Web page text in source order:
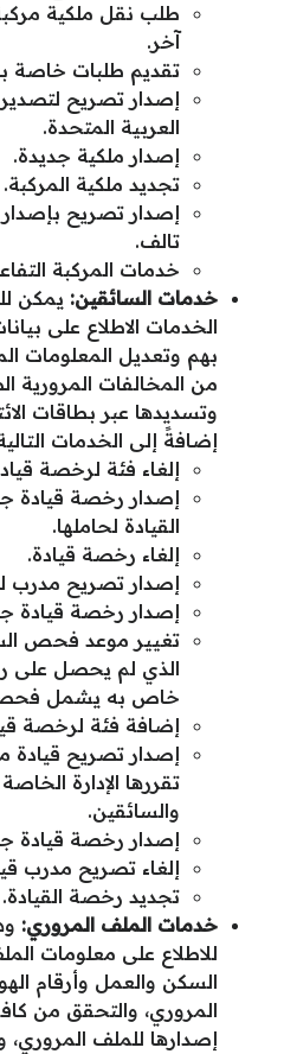
طلب نقل ملكية
آخر.
تقديم طلبات خاصة
إصدار تصريح لتصدير
العربية المتحدة.
إصدار ملكية جديدة.
تجديد ملكية المركبة.
إصدار تصريح
تالف.
خدمات المركبة
خدمات السائقين: يمكن
الخدمات الاطلاع على
بهم وتعديل المعلومات
من المخالفات المرورية
وتسديدها عبر بطاقات
إضافةً إلى الخدمات
إلغاء فئة لرخصة
إصدار رخصة قيادة
القيادة لحاملها.
إلغاء رخصة قيادة.
إصدار تصريح مدرب
إصدار رخصة قيادة
تغيير موعد فحص
الذي لم يحصل على
خاص به يشمل
إضافة فئة لرخصة
إصدار تصريح قيادة
تقررها الإدارة
والسائقين.
إصدار رخصة قيادة
إلغاء تصريح مدرب
تجديد رخصة القيادة.
خدمات الملف المروري:
للاطلاع على معلومات
السكن والعمل وأرقام
المروري، والتحقق من
إصدارها للملف المروري،